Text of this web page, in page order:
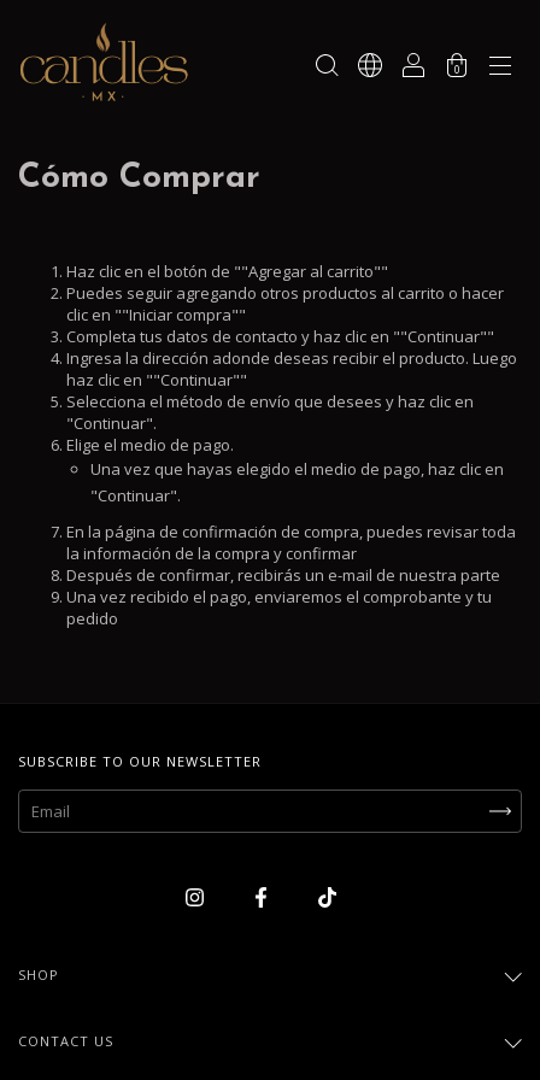
0
Cómo Comprar
Haz clic en el botón de ""Agregar al carrito""
Puedes seguir agregando otros productos al carrito o hacer
clic en ""Iniciar compra""
Completa tus datos de contacto y haz clic en ""Continuar""
Ingresa la dirección adonde deseas recibir el producto. Luego
haz clic en ""Continuar""
Selecciona el método de envío que desees y haz clic en
"Continuar".
Elige el medio de pago.
Una vez que hayas elegido el medio de pago, haz clic en
"Continuar".
En la página de confirmación de compra, puedes revisar toda
la información de la compra y confirmar
Después de confirmar, recibirás un e-mail de nuestra parte
Una vez recibido el pago, enviaremos el comprobante y tu
pedido
SUBSCRIBE TO OUR NEWSLETTER
SHOP
CONTACT US